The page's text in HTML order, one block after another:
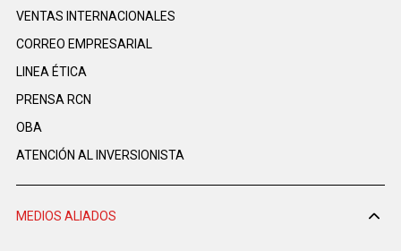
VENTAS INTERNACIONALES
CORREO EMPRESARIAL
LINEA ÉTICA
PRENSA RCN
OBA
ATENCIÓN AL INVERSIONISTA
MEDIOS ALIADOS